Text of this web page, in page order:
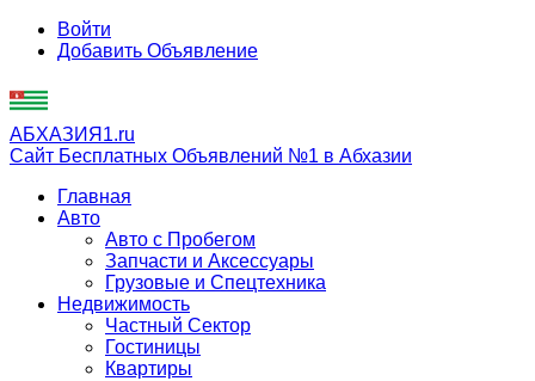
Войти
Добавить Объявление
АБХАЗИЯ1.ru
Сайт Бесплатных Объявлений №1 в Абхазии
Главная
Авто
Авто с Пробегом
Запчасти и Аксессуары
Грузовые и Спецтехника
Недвижимость
Частный Сектор
Гостиницы
Квартиры